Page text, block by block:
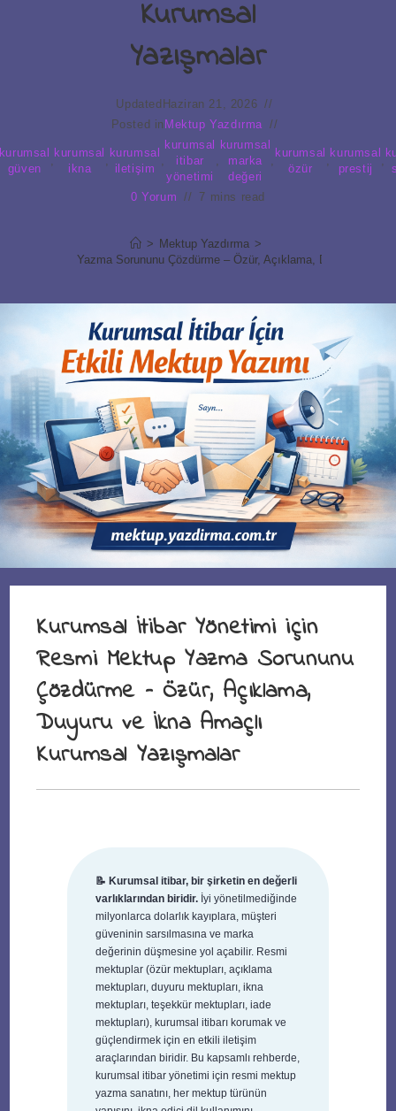
Kurumsal
Yazışmalar
Updated Haziran 21, 2026
Posted in Mektup Yazdırma
güven
,
kurumsal
ikna
,
kurumsal
iletişim
,
kurumsal
itibar
yönetimi
,
kurumsal
marka
değeri
,
kurumsal
özür
,
kurumsal
prestij
,
0 Yorum 7 mins read
> Mektup Yazdırma >
Mektup Yazma Sorununu Çözdürme – Özür, Açıklama, Duyuru ve
Kurumsal İtibar Yönetimi için
Resmi Mektup Yazma Sorununu
Çözdürme – Özür, Açıklama,
Duyuru ve İkna Amaçlı
Kurumsal Yazışmalar
📝 Kurumsal itibar, bir şirketin en değerli
varlıklarından biridir. İyi yönetilmediğinde
milyonlarca dolarlık kayıplara, müşteri
güveninin sarsılmasına ve marka
değerinin düşmesine yol açabilir. Resmi
mektuplar (özür mektupları, açıklama
mektupları, duyuru mektupları, ikna
mektupları, teşekkür mektupları, iade
mektupları), kurumsal itibarı korumak ve
güçlendirmek için en etkili iletişim
araçlarından biridir. Bu kapsamlı rehberde,
kurumsal itibar yönetimi için resmi mektup
yazma sanatını, her mektup türünün